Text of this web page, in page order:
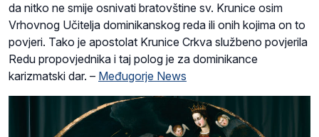
da nitko ne smije osnivati bratovštine sv. Krunice osim
Vrhovnog Učitelja dominikanskog reda ili onih kojima on to
povjeri. Tako je apostolat Krunice Crkva službeno povjerila
Redu propovjednika i taj polog je za dominikance
karizmatski dar. – Međugorje News